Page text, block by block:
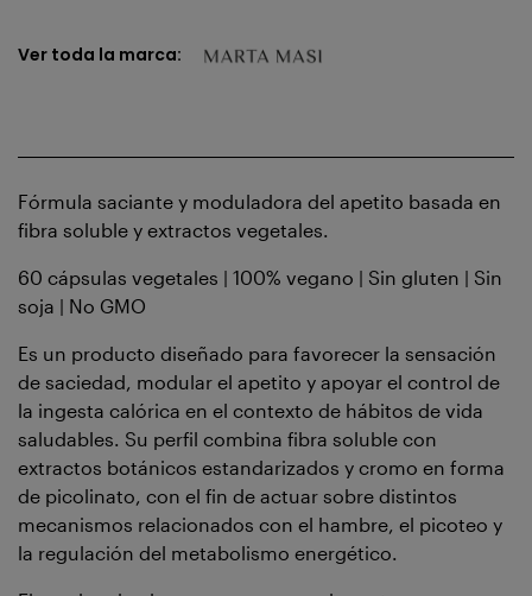
Ver toda la marca:
Fórmula saciante y moduladora del apetito basada en
fibra soluble y extractos vegetales.
60 cápsulas vegetales | 100% vegano | Sin gluten | Sin
soja | No GMO
Es un producto diseñado para favorecer la sensación
de saciedad, modular el apetito y apoyar el control de
la ingesta calórica en el contexto de hábitos de vida
saludables. Su perfil combina fibra soluble con
extractos botánicos estandarizados y cromo en forma
de picolinato, con el fin de actuar sobre distintos
mecanismos relacionados con el hambre, el picoteo y
la regulación del metabolismo energético.